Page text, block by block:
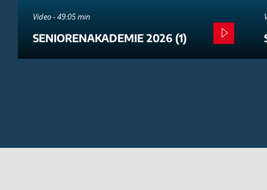
Video - 49:05 min
SENIORENAKADEMIE 2026 (1)